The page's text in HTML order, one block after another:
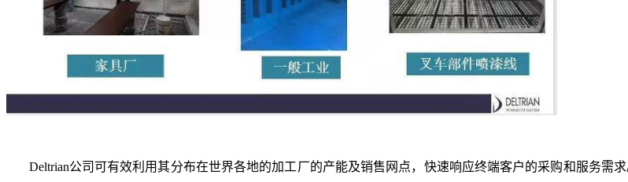
Deltrian公司可有效利用其分布在世界各地的加工厂的产能及销售网点，快速响应终端客户的采购和服务需